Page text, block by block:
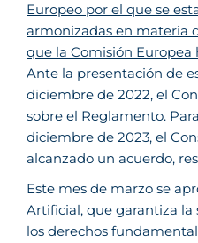
Europeo por el que se
armonizadas en materia
que la Comisión Europea
Ante la presentación de
diciembre de 2022, el
sobre el Reglamento.
diciembre de 2023, el
alcanzado un acuerdo,
Este mes de marzo se
Artificial, que garantiza la
los derechos